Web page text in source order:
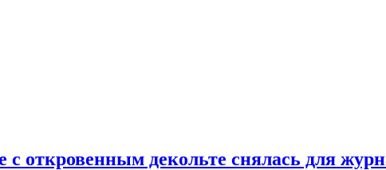
откровенным декольте снялась для